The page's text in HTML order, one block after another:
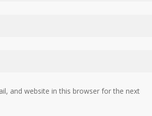
and website in this browser for the next